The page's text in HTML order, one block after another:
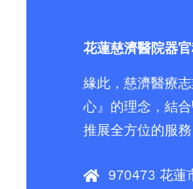
花蓮慈濟醫院器
緣此，慈濟醫療
心』的理念，結
推展全方位的服務
970473 花蓮